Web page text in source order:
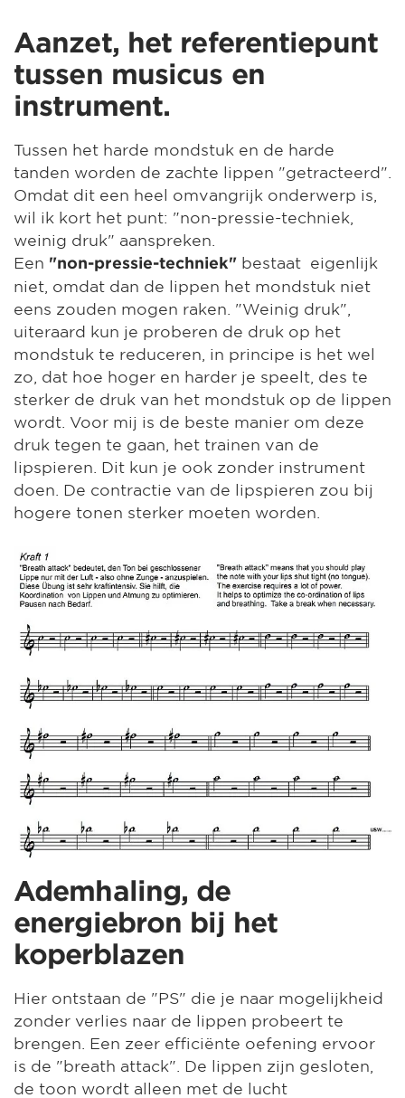
Aanzet, het referentiepunt
tussen musicus en
instrument.
Tussen het harde mondstuk en de harde
tanden worden de zachte lippen "getracteerd".
Omdat dit een heel omvangrijk onderwerp is,
wil ik kort het punt: "non-pressie-techniek,
weinig druk" aanspreken.
Een "non-pressie-techniek" bestaat eigenlijk
niet, omdat dan de lippen het mondstuk niet
eens zouden mogen raken. "Weinig druk",
uiteraard kun je proberen de druk op het
mondstuk te reduceren, in principe is het wel
zo, dat hoe hoger en harder je speelt, des te
sterker de druk van het mondstuk op de lippen
wordt. Voor mij is de beste manier om deze
druk tegen te gaan, het trainen van de
lipspieren. Dit kun je ook zonder instrument
doen. De contractie van de lipspieren zou bij
hogere tonen sterker moeten worden.
Ademhaling, de
energiebron bij het
koperblazen
Hier ontstaan de "PS" die je naar mogelijkheid
zonder verlies naar de lippen probeert te
brengen. Een zeer efficiënte oefening ervoor
is de "breath attack". De lippen zijn gesloten,
de toon wordt alleen met de lucht